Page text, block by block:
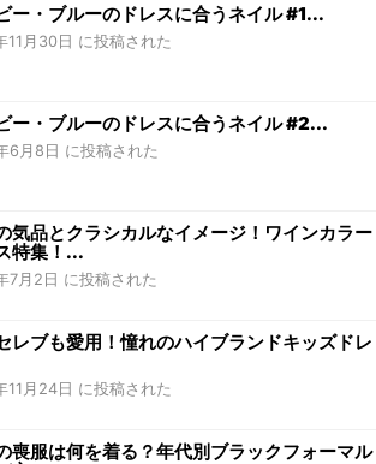
ー・ブルーのドレスに合うネイル #1...
11月30日 に投稿された
ー・ブルーのドレスに合うネイル #2...
6月8日 に投稿された
気品とクラシカルなイメージ！ワインカラー
特集！...
7月2日 に投稿された
レブも愛用！憧れのハイブランドキッズドレ
11月24日 に投稿された
喪服は何を着る？年代別ブラックフォーマル